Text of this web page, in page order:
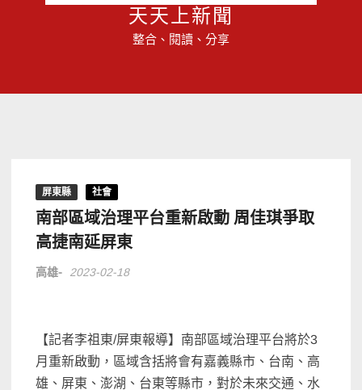
天天上新聞
整合、閱讀、分享
屏東縣 社會
南部區域治理平台重新啟動 周佳琪爭取
高捷南延屏東
高雄- 2023-02-18
【記者李祖東/屏東報導】南部區域治理平台將於3
月重新啟動，區域含括將會有嘉義縣市、台南、高
雄、屏東、澎湖、台東等縣市，對於未來交通、水